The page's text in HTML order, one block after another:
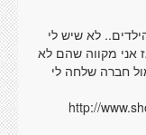
לא שיש לי
אני מקווה שהם לא
חברה שלחה לי
http://